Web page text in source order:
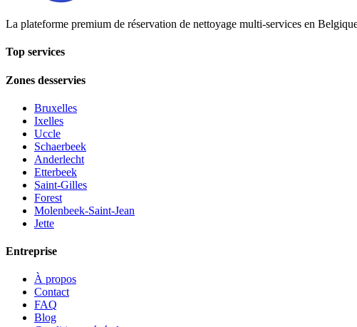
La plateforme premium de réservation de nettoyage multi-services en
Top services
Zones desservies
Bruxelles
Ixelles
Uccle
Schaerbeek
Anderlecht
Etterbeek
Saint-Gilles
Forest
Molenbeek-Saint-Jean
Jette
Entreprise
À propos
Contact
FAQ
Blog